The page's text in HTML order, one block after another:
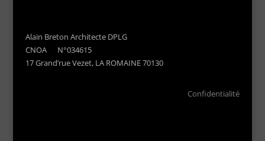
Alain Breton Architecte DPLG
CNOA N°034615
17 Grand’rue Vezet, LA ROMAINE 70130
Confidentialité